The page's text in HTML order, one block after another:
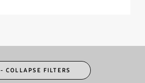
- COLLAPSE FILTERS